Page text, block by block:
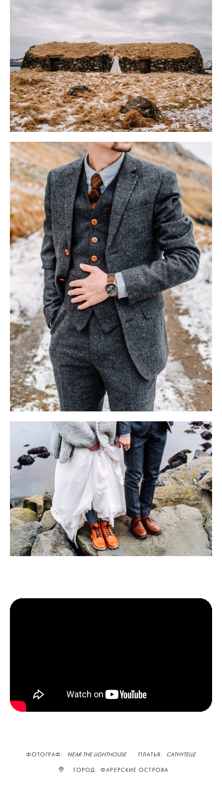
ФОТОГРАФ: NEAR THE LIGHTHOUSE ПЛАТЬЯ: CATHYTELLE
ГОРОД: ФАРЕРСКИЕ ОСТРОВА